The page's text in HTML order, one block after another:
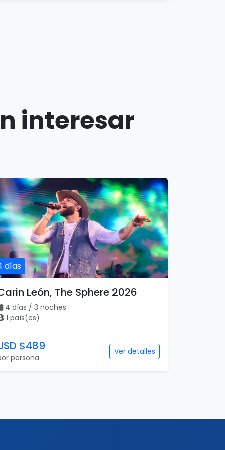
interesar
días
León, The Sphere 2026
4 días / 3 noches
1 país(es)
$489
persona
Ver detalles